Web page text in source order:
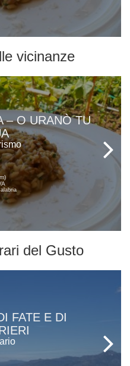
vicinanze
– O URANÒ TU
del Gusto
FATE E DI